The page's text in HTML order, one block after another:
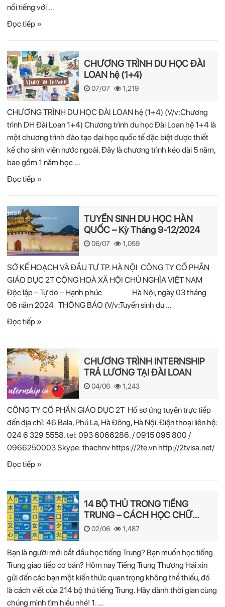
nổi tiếng với …
Đọc tiếp »
CHƯƠNG TRÌNH DU HỌC ĐÀI
LOAN hệ (1+4)
07/07 1,219
CHƯƠNG TRÌNH DU HỌC ĐÀI LOAN hệ (1+4) (V/v:Chương
trình DH Đài Loan 1+4) Chương trình du học Đài Loan hệ 1+4 là
một chương trình đào tạo đại học quốc tế đặc biệt được thiết
kế cho sinh viên nước ngoài. Đây là chương trình kéo dài 5 năm,
bao gồm 1 năm học …
Đọc tiếp »
TUYỂN SINH DU HỌC HÀN
QUỐC – Kỳ Tháng 9-12/2024
06/07 1,059
SỞ KẾ HOẠCH VÀ ĐẦU TƯ TP. HÀ NỘI CÔNG TY CỔ PHẦN
GIÁO DỤC 2T CỘNG HOÀ XÃ HỘI CHỦ NGHĨA VIỆT NAM
Độc lập – Tự do – Hạnh phúc Hà Nội, ngày 03 tháng
06 năm 2024 THÔNG BÁO (V/v:Tuyển sinh du …
Đọc tiếp »
CHƯƠNG TRÌNH INTERNSHIP
TRẢ LƯƠNG TẠI ĐÀI LOAN
04/06 1,243
CÔNG TY CỔ PHẦN GIÁO DỤC 2T Hồ sơ ứng tuyển trực tiếp
đến địa chỉ: 46 Bala, Phú La, Hà Đông, Hà Nội. Điện thoại liên hệ:
024 6 329 5558. tel: 093 6066286. / 0915 095 800 /
0966250003 Skype: thachnv https://2te.vn http://2tvisa.net/
Đọc tiếp »
14 BỘ THỦ TRONG TIẾNG
TRUNG – CÁCH HỌC CHỮ
HÁN NHANH NHẤT
02/06 1,487
Bạn là người mới bắt đầu học tiếng Trung? Bạn muốn học tiếng
Trung giao tiếp cơ bản? Hôm nay Tiếng Trung Thượng Hải xin
gửi đến các bạn một kiến thức quan trọng không thể thiếu, đó
là cách viết của 214 bộ thủ tiếng Trung. Hãy dành thời gian cùng
chúng mình tìm hiểu nhé! 1. …